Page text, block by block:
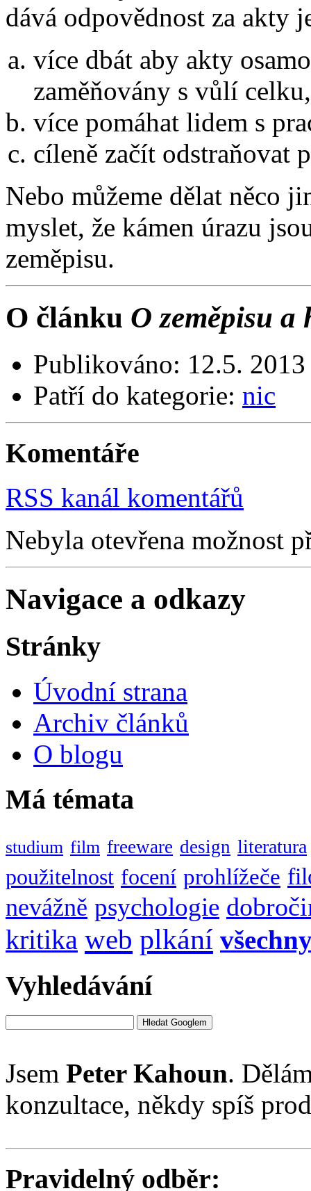
dává odpovědnost za akty
více dbát aby akty
zaměňovány s vůlí
více pomáhat lidem s
cíleně začít odstraňovat
Nebo můžeme dělat něco
myslet, že kámen úrazu
zeměpisu.
O článku O zeměpisu
Publikováno: 12.5.
Patří do kategorie: nic
Komentáře
RSS kanál komentářů
Nebyla otevřena možnost
Navigace a odkazy
Stránky
Úvodní strana
Archiv článků
O blogu
Má témata
studium film freeware design literatura
použitelnost focení prohlížeče
nevážně psychologie
kritika web plkání
Vyhledávání
Jsem Peter Kahoun.
konzultace, někdy spíš
Pravidelný odběr: